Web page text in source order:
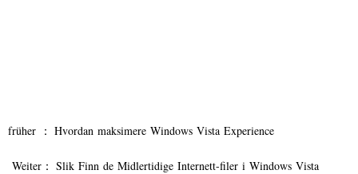
früher ： Hvordan maksimere Windows Vista Experience
Weiter： Slik Finn de Midlertidige Internett-filer i Windows Vista